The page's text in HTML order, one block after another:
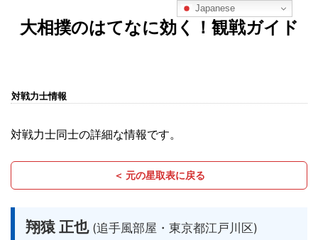
大相撲のはてなに効く！観戦ガイド
対戦力士情報
対戦力士同士の詳細な情報です。
＜ 元の星取表に戻る
翔猿 正也 (追手風部屋・東京都江戸川区)
Japanese